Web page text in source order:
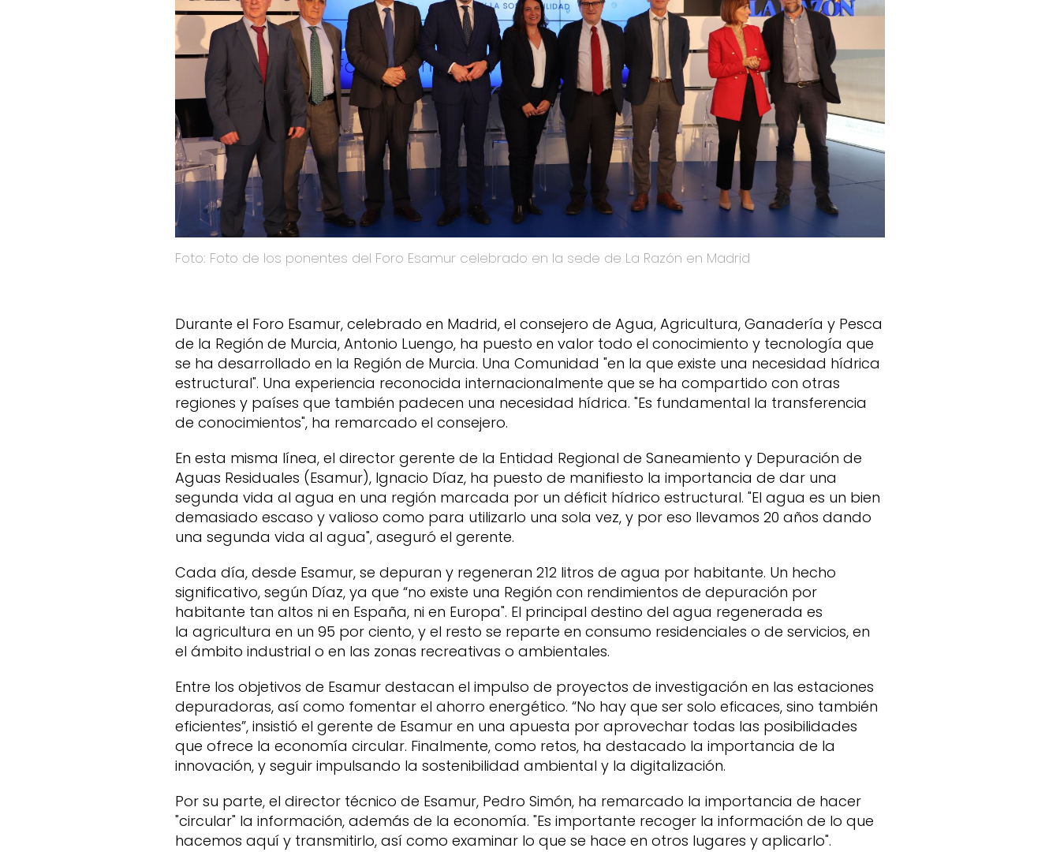
Foto: Foto de los ponentes del Foro Esamur celebrado en la sede de La Razón en Madrid
Durante el Foro Esamur, celebrado en Madrid, el consejero de Agua, Agricultura, Ganadería y Pesca
de la Región de Murcia, Antonio Luengo, ha puesto en valor todo el conocimiento y tecnología que
se ha desarrollado en la Región de Murcia. Una Comunidad "en la que existe una necesidad hídrica
estructural". Una experiencia reconocida internacionalmente que se ha compartido con otras
regiones y países que también padecen una necesidad hídrica. "Es fundamental la transferencia
de conocimientos", ha remarcado el consejero.
En esta misma línea, el director gerente de la Entidad Regional de Saneamiento y Depuración de
Aguas Residuales (Esamur), Ignacio Díaz, ha puesto de manifiesto la importancia de dar una
segunda vida al agua en una región marcada por un déficit hídrico estructural. "El agua es un bien
demasiado escaso y valioso como para utilizarlo una sola vez, y por eso llevamos 20 años dando
una segunda vida al agua", aseguró el gerente.
Cada día, desde Esamur, se depuran y regeneran 212 litros de agua por habitante. Un hecho
significativo, según Díaz, ya que “no existe una Región con rendimientos de depuración por
habitante tan altos ni en España, ni en Europa". El principal destino del agua regenerada es
la agricultura en un 95 por ciento, y el resto se reparte en consumo residenciales o de servicios, en
el ámbito industrial o en las zonas recreativas o ambientales.
Entre los objetivos de Esamur destacan el impulso de proyectos de investigación en las estaciones
depuradoras, así como fomentar el ahorro energético. “No hay que ser solo eficaces, sino también
eficientes”, insistió el gerente de Esamur en una apuesta por aprovechar todas las posibilidades
que ofrece la economía circular. Finalmente, como retos, ha destacado la importancia de la
innovación, y seguir impulsando la sostenibilidad ambiental y la digitalización.
Por su parte, el director técnico de Esamur, Pedro Simón, ha remarcado la importancia de hacer
"circular" la información, además de la economía. "Es importante recoger la información de lo que
hacemos aquí y transmitirlo, así como examinar lo que se hace en otros lugares y aplicarlo".